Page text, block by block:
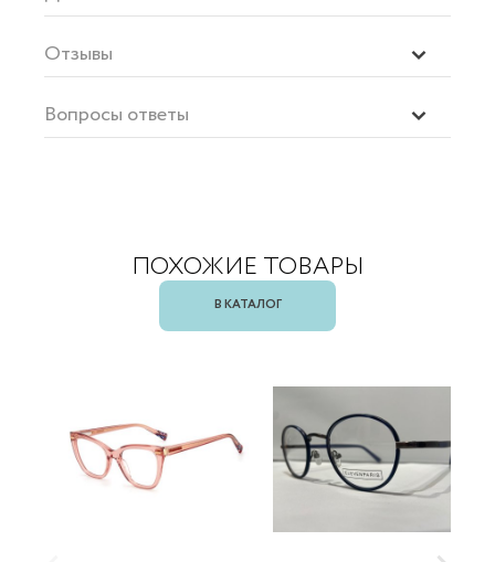
Отзывы
Вопросы ответы
ПОХОЖИЕ ТОВАРЫ
В КАТАЛОГ